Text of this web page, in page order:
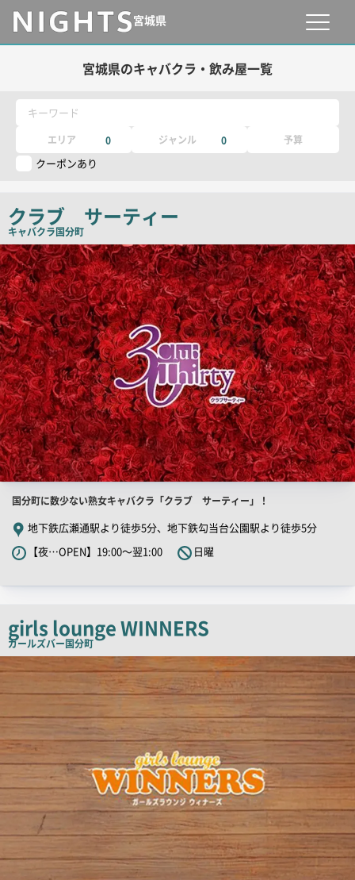
宮城県
宮城県のキャバクラ・飲み屋一覧
キーワード
エリア 0 ジャンル 0 予算
クーポンあり
クラブ サーティー
キャバクラ国分町
店
舗
PR
画
像
店
舗
PR
キ
コ
ピ
ー
国分町に数少ない熟女キャバクラ「クラブ サーティー」！
地下鉄広瀬通駅より徒歩5分、地下鉄勾当台公園駅より徒歩5分
【夜…OPEN】19:00～翌1:00
日曜
girls lounge WINNERS
ガールズバー国分町
店
舗
画